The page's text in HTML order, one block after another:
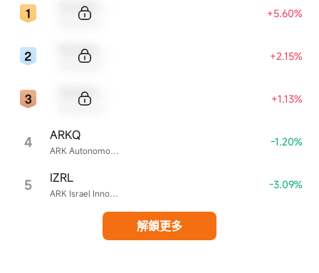
+5.60%
+2.15%
+1.13%
4 ARK Autonomous Technology & Robotics ETF
ARKQ -1.20%
5 ARK Israel Innovative Technology ETF
IZRL -3.09%
解鎖更多